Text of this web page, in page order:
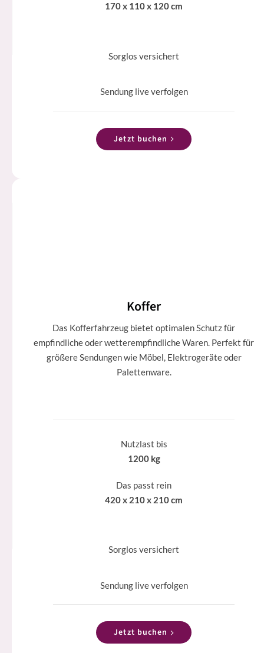
170 x 110 x 120 cm
Sorglos versichert
Sendung live verfolgen
Jetzt buchen
Koffer
Das Kofferfahrzeug bietet optimalen Schutz für
empfindliche oder wetterempfindliche Waren. Perfekt für
größere Sendungen wie Möbel, Elektrogeräte oder
Palettenware.
Nutzlast bis
1200 kg
Das passt rein
420 x 210 x 210 cm
Sorglos versichert
Sendung live verfolgen
Jetzt buchen